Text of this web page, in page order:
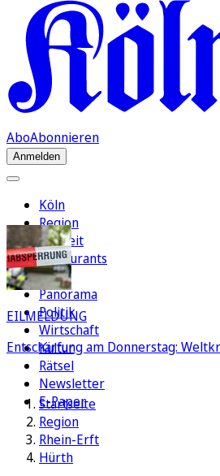
AboAbonnieren
Anmelden
Köln
Region
Freizeit
Restaurants
FC
Panorama
Politik
Wirtschaft
Kultur
Rätsel
Newsletter
E-Paper
EILMELDUNG
Entschärfung am Donnerstag:
Startseite
Region
Rhein-Erft
Hürth